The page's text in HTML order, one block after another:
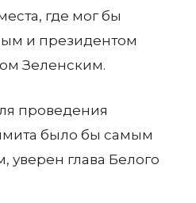
где мог бы
и президентом
Зеленским.
проведения
было бы самым
глава Белого